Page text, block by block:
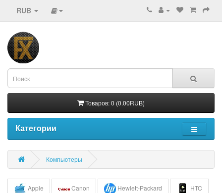
RUB
Товаров: 0 (0.00RUB)
Категории
Компьютеры
Apple Canon Hewlett-Packard HTC